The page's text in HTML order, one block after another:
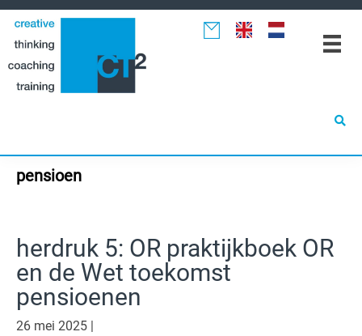
Spring
naar
hoofdnavigatie
Door
naar
Spring
naar
eerste
pensioen
herdruk 5: OR praktijkboek OR
en de Wet toekomst
pensioenen
26 mei 2025 |